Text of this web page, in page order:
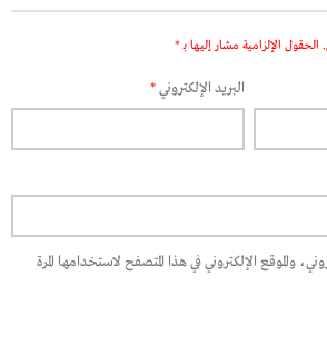
الحقول الإلزامية مشار إليها بـ *
البريد الإلكتروني*
والموقع الإلكتروني في هذا المتصفح لاستخدامها المرة